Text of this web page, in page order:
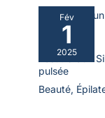
(flash continu)
𝐯𝐢𝐬𝐚𝐠𝐞 et les
𝐝𝐨𝐬, la
Fév
1
2025
Test : braun
pulsée
Beauté,